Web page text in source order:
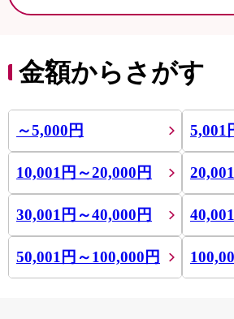
金額からさがす
～5,000円 5,001
10,001円～20,000円
30,001円～40,000円
50,001円～100,000円